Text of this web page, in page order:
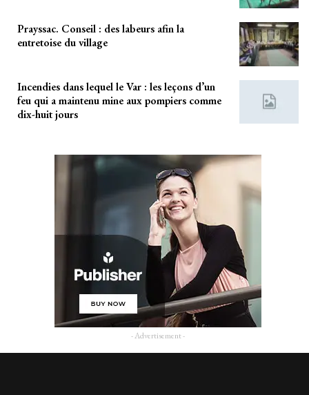
Prayssac. Conseil : des labeurs afin la
entretoise du village
Incendies dans lequel le Var : les leçons d’un
feu qui a maintenu mine aux pompiers comme
dix-huit jours
- Advertisement -